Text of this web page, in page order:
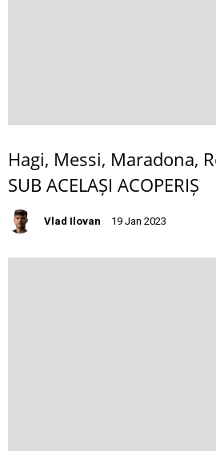
Hagi, Messi, Maradona,
SUB ACELAȘI ACOPERIȘ
Vlad Ilovan 19 Jan 2023